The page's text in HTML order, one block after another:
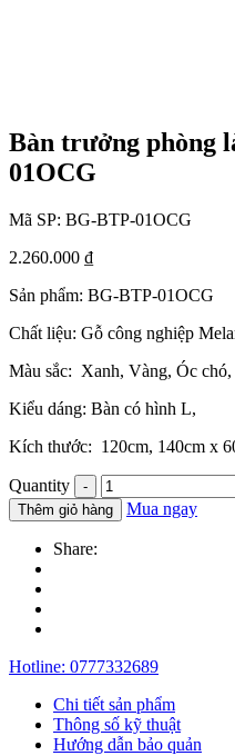
Bàn trưởng phòng
01OCG
Mã SP: BG-BTP-01OCG
2.260.000 ₫
Sản phẩm: BG-BTP-01OCG
Chất liệu: Gỗ công nghiệp
Màu sắc: Xanh, Vàng, Óc
Kiểu dáng: Bàn có hình L,
Kích thước: 120cm, 140cm x
Quantity
Thêm giỏ hàng Mua ngay
Share:
Hotline: 0777332689
Chi tiết sản phẩm
Thông số kỹ thuật
Hướng dẫn bảo quản